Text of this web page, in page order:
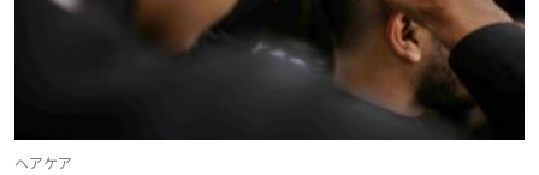
ヘアケア